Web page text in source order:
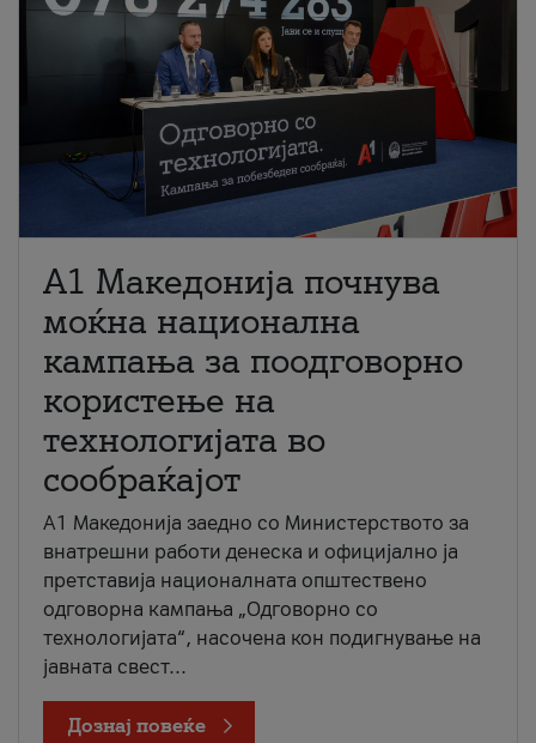
A1 Македонија почнува
моќна национална
кампања за поодговорно
користење на
технологијата во
сообраќајот
A1 Македонија заедно со Министерството за
внатрешни работи денеска и официјално ја
претставија националната општествено
одговорна кампања „Одговорно со
технологијата“, насочена кон подигнување на
јавната свест...
Дознај повеќе